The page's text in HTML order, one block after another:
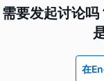
需要发起讨论吗
在